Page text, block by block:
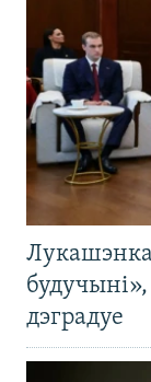
Лукашэнка
дэградуе